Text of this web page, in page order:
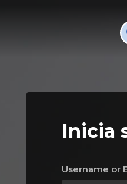
Inicia
Username or